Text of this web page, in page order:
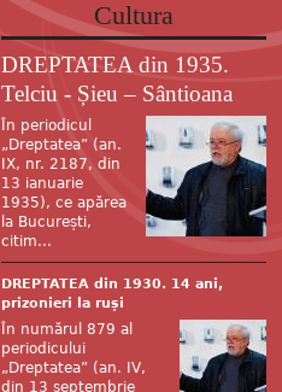
Cultura
DREPTATEA din 1935.
Telciu - Șieu – Sântioana
În periodicul
„Dreptatea” (an.
IX, nr. 2187, din
13 ianuarie
1935), ce apărea
la București,
citim...
DREPTATEA din 1930. 14 ani,
prizonieri la ruși
În numărul 879 al
periodicului
„Dreptatea” (an. IV,
din 13 septembrie